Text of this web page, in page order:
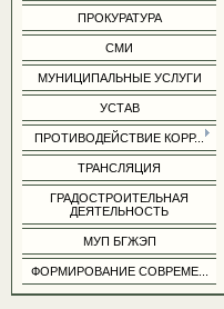
ПРОКУРАТУРА
СМИ
МУНИЦИПАЛЬНЫЕ УСЛУГИ
УСТАВ
ПРОТИВОДЕЙСТВИЕ КОРР...
ТРАНСЛЯЦИЯ
ГРАДОСТРОИТЕЛЬНАЯ
ДЕЯТЕЛЬНОСТЬ
МУП БГЖЭП
ФОРМИРОВАНИЕ СОВРЕМЕ...